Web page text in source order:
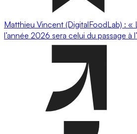
Matthieu Vincent (DigitalFoodLab) : «
l’année 2026 sera celui du passage à